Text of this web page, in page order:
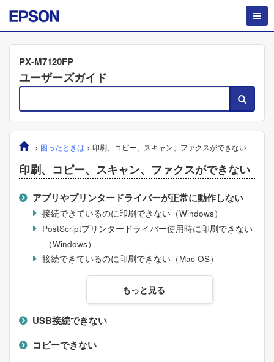
PX-M7120FP
ユーザーズガイド
> 困ったときは > 印刷、コピー、スキャン、ファクスができない
印刷、コピー、スキャン、ファクスができない
アプリやプリンタードライバーが正常に動作しない
接続できているのに印刷できない（Windows）
PostScriptプリンタードライバー使用時に印刷できない
（Windows）
接続できているのに印刷できない（Mac OS）
もっと見る
USB接続できない
コピーできない